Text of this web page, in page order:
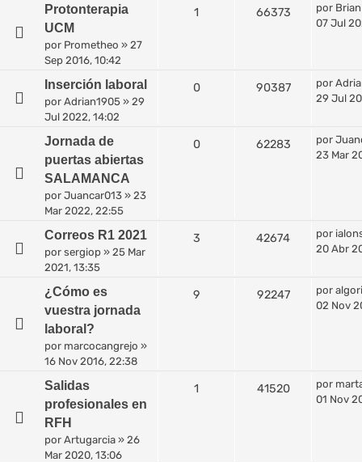
Protonterapia
UCM
por Prometheo » 27
Sep 2016, 10:42
1 66373 por
07 Jul
Inserción laboral
por Adrian1905 » 29
Jul 2022, 14:02
0 90387 por
29 Jul
Jornada de
puertas abiertas
SALAMANCA
por Juancar013 » 23
Mar 2022, 22:55
0 62283 por
23 Mar
Correos R1 2021
por sergiop » 25 Mar
2021, 13:35
3 42674 por
20 Abr
¿Cómo es
vuestra jornada
laboral?
por marcocangrejo »
16 Nov 2016, 22:38
9 92247 por
02 Nov
Salidas
profesionales en
RFH
por Artugarcia » 26
Mar 2020, 13:06
1 41520 por
01 Nov